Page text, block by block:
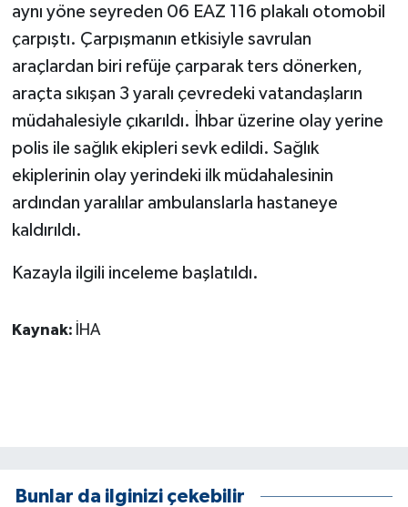
aynı yöne seyreden 06 EAZ 116 plakalı otomobil
çarpıştı. Çarpışmanın etkisiyle savrulan
araçlardan biri refüje çarparak ters dönerken,
araçta sıkışan 3 yaralı çevredeki vatandaşların
müdahalesiyle çıkarıldı. İhbar üzerine olay yerine
polis ile sağlık ekipleri sevk edildi. Sağlık
ekiplerinin olay yerindeki ilk müdahalesinin
ardından yaralılar ambulanslarla hastaneye
kaldırıldı.
Kazayla ilgili inceleme başlatıldı.
Kaynak: İHA
Bunlar da ilginizi çekebilir
Jandarma
Kadın
KÜLTÜR SANAT
MAGAZİN
Otomobil
SİYASET